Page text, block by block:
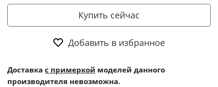
Купить сейчас
Добавить в избранное
Доставка с примеркой моделей данного
производителя невозможна.